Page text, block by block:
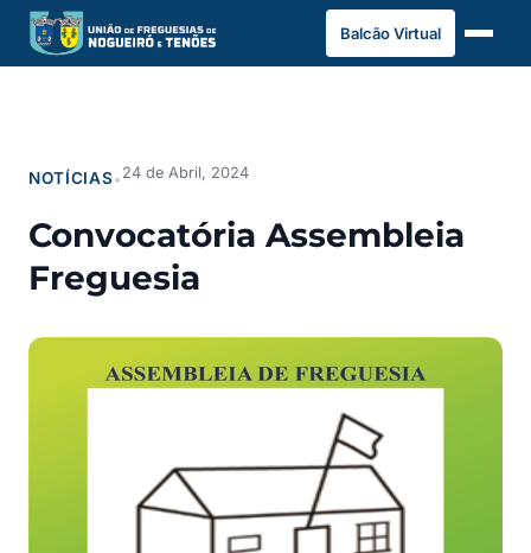
Saltar
para
o
Balcão Virtual
NOTÍCIAS• 24 de Abril, 2024
Convocatória Assembleia
Freguesia